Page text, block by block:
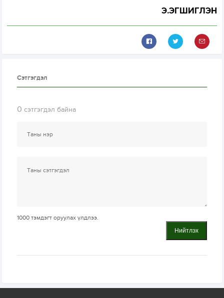
Э.ЭГШИГЛЭН
Сэтгэгдэл
0 сэтгэгдэл байна
1000 тэмдэгт оруулах үлдлээ.
Нийтлэх